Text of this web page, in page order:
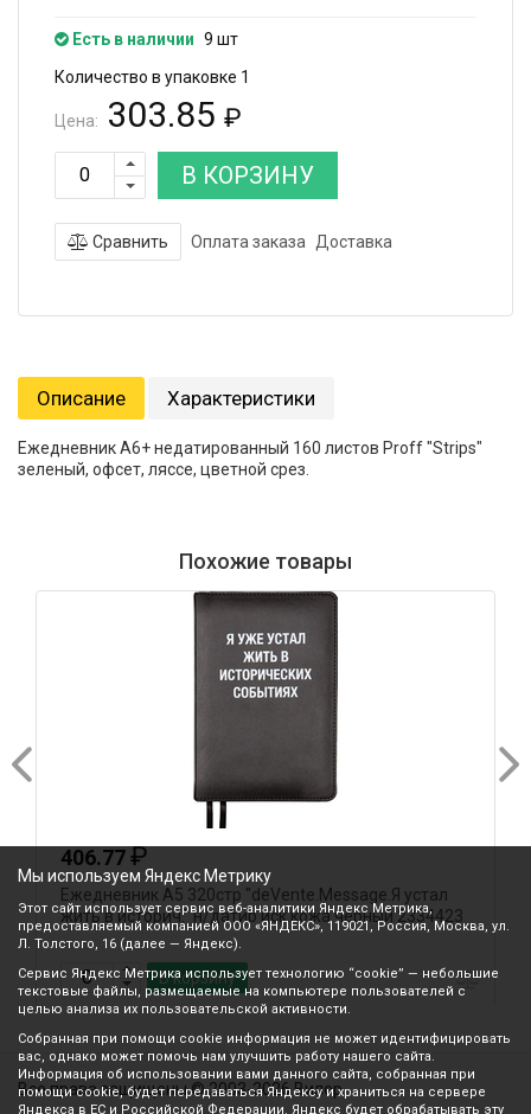
Есть в наличии 9 шт
Количество в упаковке 1
Цена: 303.85 ₽
В КОРЗИНУ
Сравнить Оплата заказа Доставка
Описание Характеристики
Ежедневник А6+ недатированный 160 листов Proff "Strips"
зеленый, офсет, ляссе, цветной срез.
Похожие товары
406.77₽
Ежедневник А5 320стр "deVente.Message.Я устал
жить в историч." н/датир иск.кожа черный 2334423
В корзину
Все права защищены © 2003-2026 Вилор
Мы используем Яндекс Метрику
Этот сайт использует сервис веб-аналитики Яндекс Метрика,
предоставляемый компанией ООО «ЯНДЕКС», 119021, Россия, Москва, ул.
Л. Толстого, 16 (далее — Яндекс).
Сервис Яндекс Метрика использует технологию “cookie” — небольшие
текстовые файлы, размещаемые на компьютере пользователей с
целью анализа их пользовательской активности.
Собранная при помощи cookie информация не может идентифицировать
вас, однако может помочь нам улучшить работу нашего сайта.
Информация об использовании вами данного сайта, собранная при
помощи cookie, будет передаваться Яндексу и храниться на сервере
Яндекса в ЕС и Российской Федерации. Яндекс будет обрабатывать эту